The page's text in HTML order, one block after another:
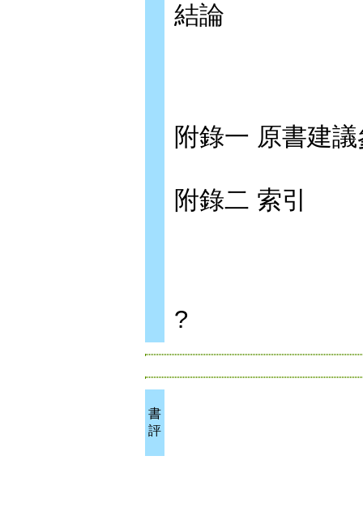
結論
附錄一 原書建
附錄二 索引
?
書
評